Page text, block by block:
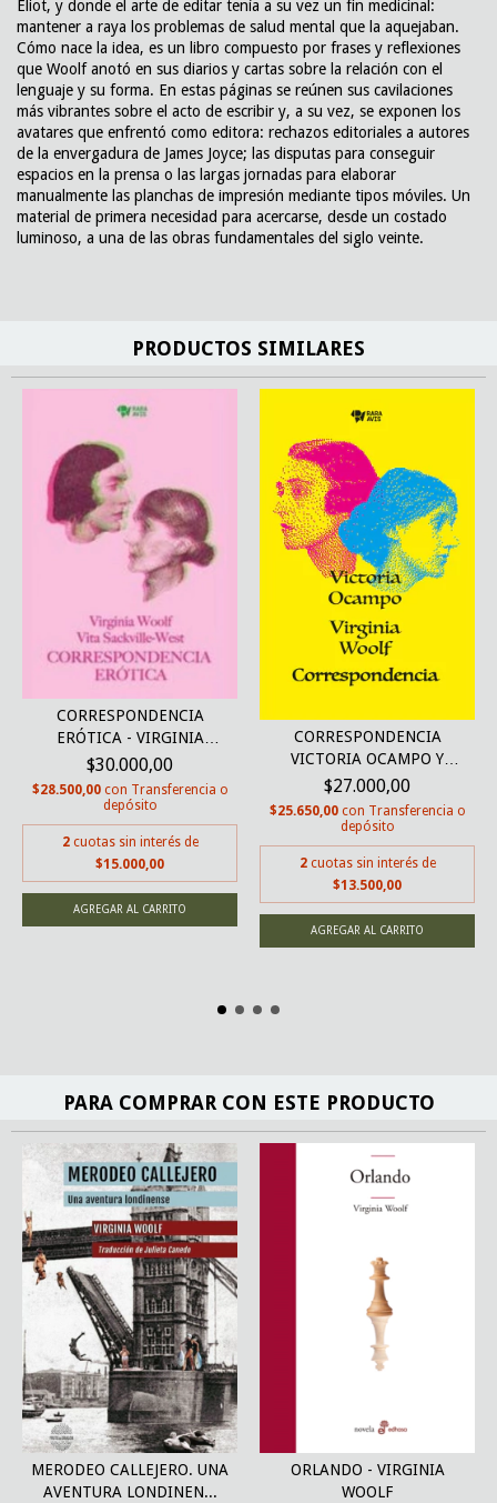
Eliot, y donde el arte de editar tenía a su vez un fin medicinal:
mantener a raya los problemas de salud mental que la aquejaban.
Cómo nace la idea, es un libro compuesto por frases y reflexiones
que Woolf anotó en sus diarios y cartas sobre la relación con el
lenguaje y su forma. En estas páginas se reúnen sus cavilaciones
más vibrantes sobre el acto de escribir y, a su vez, se exponen los
avatares que enfrentó como editora: rechazos editoriales a autores
de la envergadura de James Joyce; las disputas para conseguir
espacios en la prensa o las largas jornadas para elaborar
manualmente las planchas de impresión mediante tipos móviles. Un
material de primera necesidad para acercarse, desde un costado
luminoso, a una de las obras fundamentales del siglo veinte.
PRODUCTOS SIMILARES
CORRESPONDENCIA
ERÓTICA - VIRGINIA
WOOLF...
$30.000,00
$28.500,00 con Transferencia o
depósito
2 cuotas sin interés de
$15.000,00
CORRESPONDENCIA
VICTORIA OCAMPO Y
VIRGIN...
$27.000,00
$25.650,00 con Transferencia o
depósito
2 cuotas sin interés de
$13.500,00
PARA COMPRAR CON ESTE PRODUCTO
MERODEO CALLEJERO. UNA
AVENTURA LONDINEN...
ORLANDO - VIRGINIA
WOOLF